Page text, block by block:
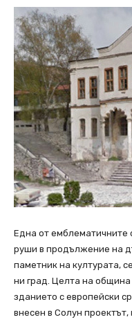
Една от емблематичните
руши в продължение на
паметник на културата,
ни град. Целта на
зданието с европейски
внесен в Солун проектът,